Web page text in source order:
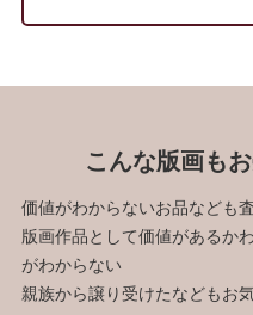
こんな版画も
価値がわからないお品なども
版画作品として価値があるか
がわからない
親族から譲り受けたなどもお